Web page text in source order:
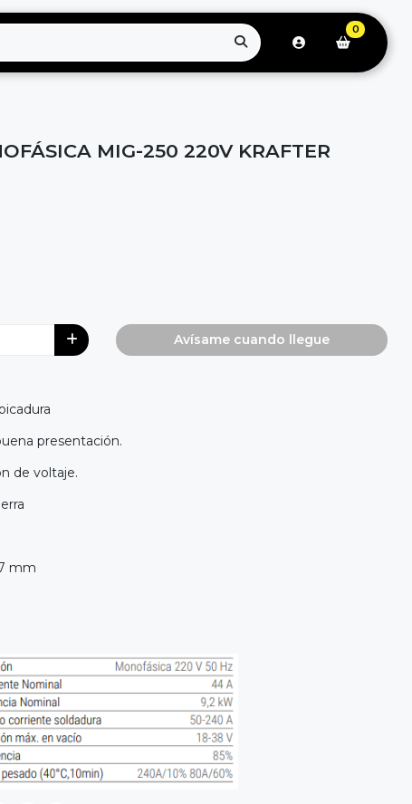
0
MIG-250 220V KRAFTER
Avísame cuando llegue
presentación.
de voltaje.
mm